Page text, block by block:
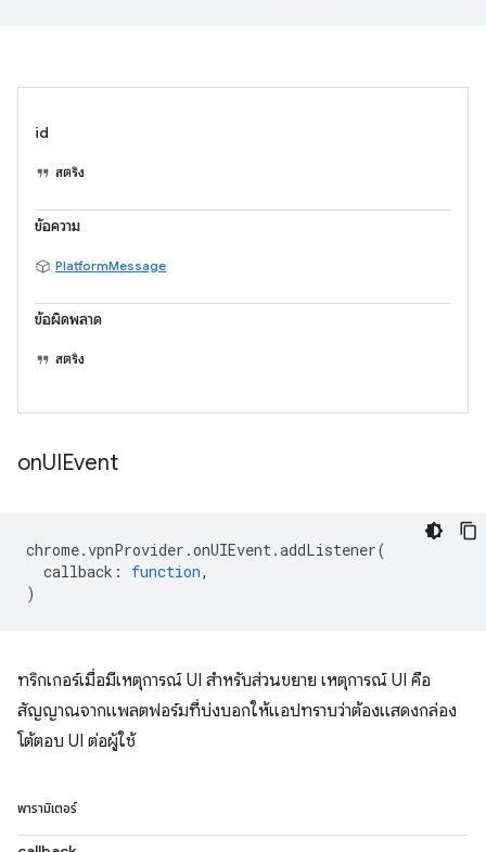
id
สตริง
ข้อความ
PlatformMessage
ข้อผิดพลาด
สตริง
onUIEvent
chrome.vpnProvider .onUIEvent.addListener(
callback : function,
)
ทริกเกอร์เมื่อมีเหตุการณ์ UI สำหรับส่วนขยาย เหตุการณ์ UI คือ
สัญญาณจากแพลตฟอร์มที่บ่งบอกให้แอปทราบว่าต้องแสดงกล่อง
โต้ตอบ UI ต่อผู้ใช้
พารามิเตอร์